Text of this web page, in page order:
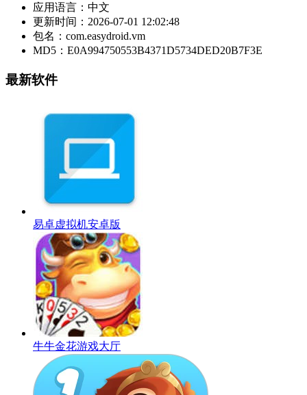
应用语言： 中文
更新时间： 2026-07-01 12:02:48
包名： com.easydroid.vm
MD5： E0A994750553B4371D5734DED20B7F3E
最新软件
易卓虚拟机安卓版
牛牛金花游戏大厅